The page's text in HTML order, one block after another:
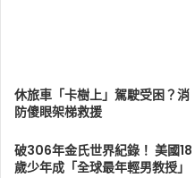
休旅車「卡樹上」駕駛受困？消
防傻眼架梯救援
破306年金氏世界紀錄！ 美國18
歲少年成「全球最年輕男教授」